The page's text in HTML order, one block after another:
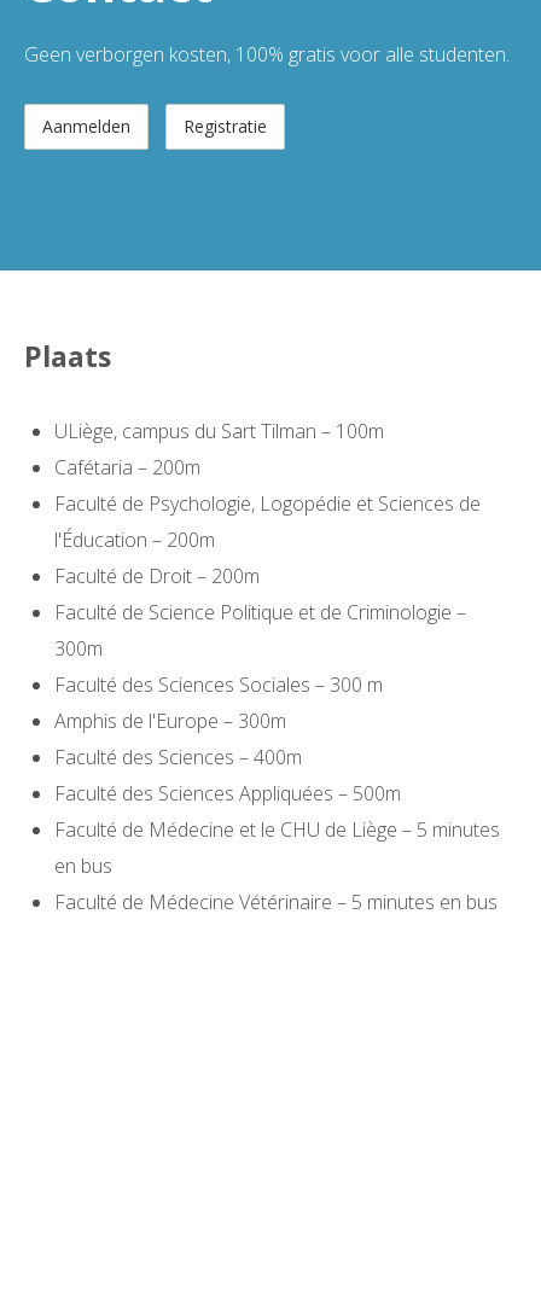
Geen verborgen kosten, 100% gratis voor alle studenten.
Aanmelden Registratie
Plaats
ULiège, campus du Sart Tilman – 100m
Cafétaria – 200m
Faculté de Psychologie, Logopédie et Sciences de
l'Éducation – 200m
Faculté de Droit – 200m
Faculté de Science Politique et de Criminologie –
300m
Faculté des Sciences Sociales – 300 m
Amphis de l'Europe – 300m
Faculté des Sciences – 400m
Faculté des Sciences Appliquées – 500m
Faculté de Médecine et le CHU de Liège – 5 minutes
en bus
Faculté de Médecine Vétérinaire – 5 minutes en bus